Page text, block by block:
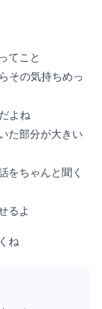
てこと
その気持ちめっ
よね
た部分が大きい
をちゃんと聞く
るよ
ね